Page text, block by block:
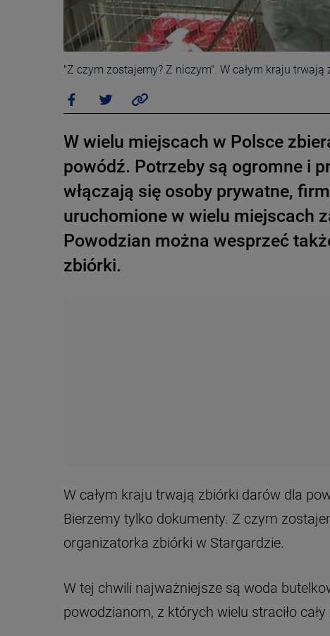
"Z czym zostajemy? Z niczym". W całym kraju
W wielu miejscach w Polsce
powódź. Potrzeby są ogromne i
włączają się osoby prywatne,
uruchomione w wielu miejscach
Powodzian można wesprzeć
zbiórki.
W całym kraju trwają zbiórki darów dla
Bierzemy tylko dokumenty. Z czym
organizatorka zbiórki w Stargardzie.
W tej chwili najważniejsze są woda
powodzianom, z których wielu straciło